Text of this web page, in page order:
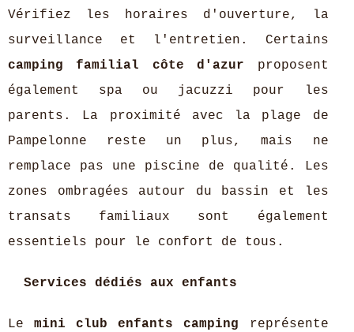
Vérifiez les horaires d'ouverture, la
surveillance et l'entretien. Certains
camping familial côte d'azur proposent
également spa ou jacuzzi pour les
parents. La proximité avec la plage de
Pampelonne reste un plus, mais ne
remplace pas une piscine de qualité. Les
zones ombragées autour du bassin et les
transats familiaux sont également
essentiels pour le confort de tous.
Services dédiés aux enfants
Lemini club enfants camping représente